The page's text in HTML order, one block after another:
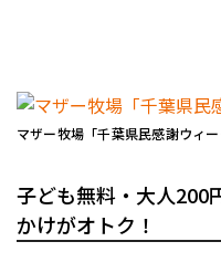
マザー牧場「千葉県民感謝ウィ
子ども無料・大人200
かけがオトク！